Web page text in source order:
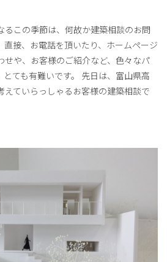
るこの季節は、何故か建築相談のお問
直接、お電話を頂いたり、ホームページ
せや、お客様のご紹介など、色々なパ
ても有難いです。 先日は、富山県高
えていらっしゃるお客様の建築相談で